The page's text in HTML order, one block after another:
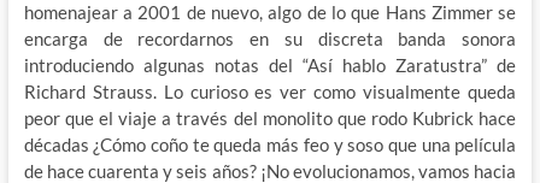
homenajear a 2001 de nuevo, algo de lo que Hans Zimmer se
encarga de recordarnos en su discreta banda sonora
introduciendo algunas notas del “Así hablo Zaratustra” de
Richard Strauss. Lo curioso es ver como visualmente queda
peor que el viaje a través del monolito que rodo Kubrick hace
décadas ¿Cómo coño te queda más feo y soso que una película
de hace cuarenta y seis años? ¡No evolucionamos, vamos hacia